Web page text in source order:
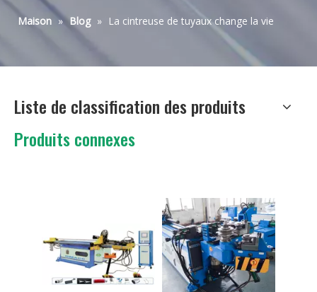
Maison » Blog » La cintreuse de tuyaux change la vie
Liste de classification des produits
Produits connexes